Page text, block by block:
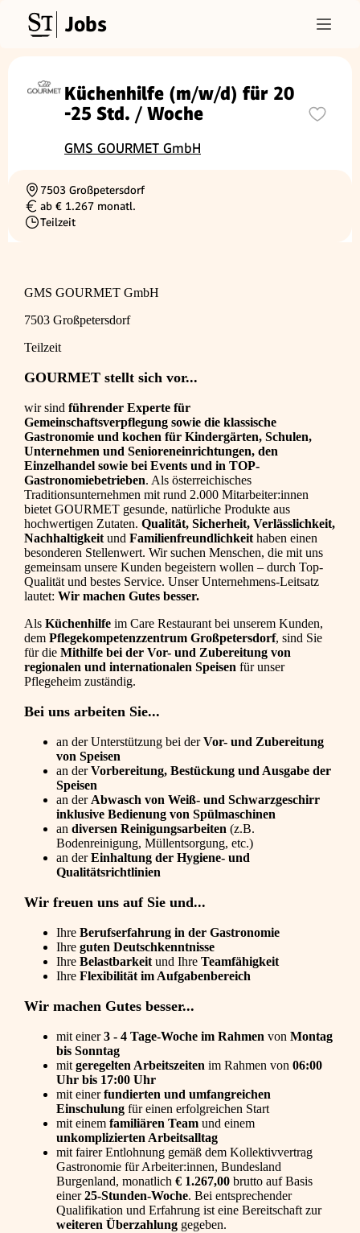
Jobs
Küchenhilfe (m/w/d) für 20
-25 Std. / Woche
GMS GOURMET GmbH
Ortschaft
7503 Großpetersdorf
Gehalt
ab € 1.267 monatl.
Beschäftigungsart
Teilzeit
GMS GOURMET GmbH
7503 Großpetersdorf
Teilzeit
GOURMET stellt sich vor...
wir sind führender Experte für
Gemeinschaftsverpflegung sowie die klassische
Gastronomie und kochen für Kindergärten, Schulen,
Unternehmen und Senioreneinrichtungen, den
Einzelhandel sowie bei Events und in TOP-
Gastronomiebetrieben. Als österreichisches
Traditionsunternehmen mit rund 2.000 Mitarbeiter:innen
bietet GOURMET gesunde, natürliche Produkte aus
hochwertigen Zutaten. Qualität, Sicherheit, Verlässlichkeit,
Nachhaltigkeit und Familienfreundlichkeit haben einen
besonderen Stellenwert. Wir suchen Menschen, die mit uns
gemeinsam unsere Kunden begeistern wollen – durch Top-
Qualität und bestes Service. Unser Unternehmens-Leitsatz
lautet: Wir machen Gutes besser.
Als Küchenhilfe im Care Restaurant bei unserem Kunden,
dem Pflegekompetenzzentrum Großpetersdorf, sind Sie
für die Mithilfe bei der Vor- und Zubereitung von
regionalen und internationalen Speisen für unser
Pflegeheim zuständig.
Bei uns arbeiten Sie...
an der Unterstützung bei derVor- und Zubereitung
von Speisen
an derVorbereitung, Bestückung und Ausgabe der
Speisen
an der Abwasch von Weiß- und Schwarzgeschirr
inklusive Bedienung von Spülmaschinen
an diversen Reinigungsarbeiten (z.B.
Bodenreinigung, Müllentsorgung, etc.)
an derEinhaltung der Hygiene- und
Qualitätsrichtlinien
Wir freuen uns auf Sie und...
Ihre Berufserfahrung in der Gastronomie
Ihre guten Deutschkenntnisse
Ihre Belastbarkeit und Ihre Teamfähigkeit
Ihre Flexibilität im Aufgabenbereich
Wir machen Gutes besser...
mit einer3 - 4 Tage-Woche im Rahmen von Montag
bis Sonntag
mit geregelten Arbeitszeiten im Rahmen von 06:00
Uhr bis 17:00 Uhr
mit einerfundierten und umfangreichen
Einschulung für einen erfolgreichen Start
mit einem familiären Team und einem
unkomplizierten Arbeitsalltag
mit fairer Entlohnung gemäß dem Kollektivvertrag
Gastronomie für Arbeiter:innen, Bundesland
Burgenland, monatlich € 1.267,00 brutto auf Basis
einer25-Stunden-Woche. Bei entsprechender
Qualifikation und Erfahrung ist eine Bereitschaft zur
weiteren Überzahlung gegeben.